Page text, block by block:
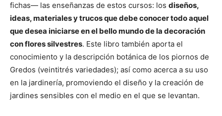
fichas— las enseñanzas de estos cursos: los diseños,
ideas, materiales y trucos que debe conocer todo aquel
que desea iniciarse en el bello mundo de la decoración
con flores silvestres. Este libro también aporta el
conocimiento y la descripción botánica de los piornos de
Gredos (veintitrés variedades); así como acerca a su uso
en la jardinería, promoviendo el diseño y la creación de
jardines sensibles con el medio en el que se levantan.